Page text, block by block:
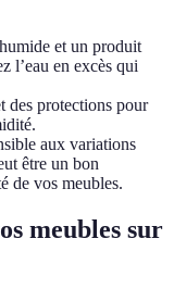
et un produit
l’eau en excès qui
des protections pour
aux variations
être un bon
de vos meubles.
meubles sur